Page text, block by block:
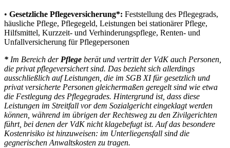
• Gesetzliche Pflegeversicherung*: Feststellung des Pflegegrads,
häusliche Pflege, Pflegegeld, Leistungen bei stationärer Pflege,
Hilfsmittel, Kurzzeit- und Verhinderungspflege, Renten- und
Unfallversicherung für Pflegepersonen
* Im Bereich derPflege berät und vertritt der VdK auch Personen,
die privat pflegeversichert sind. Das bezieht sich allerdings
ausschließlich auf Leistungen, die im SGB XI für gesetzlich und
privat versicherte Personen gleichermaßen geregelt sind wie etwa
die Festlegung des Pflegegrades. Hintergrund ist, dass diese
Leistungen im Streitfall vor dem Sozialgericht eingeklagt werden
können, während im übrigen der Rechtsweg zu den Zivilgerichten
führt, bei denen der VdK nicht klagebefugt ist. Auf das besondere
Kostenrisiko ist hinzuweisen: im Unterliegensfall sind die
gegnerischen Anwaltskosten zu tragen.